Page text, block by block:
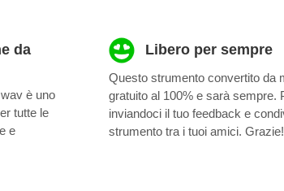
da
è uno
tutte le
e
Libero per sempre
Questo strumento convertito da
gratuito al 100% e sarà sempre.
inviandoci il tuo feedback e
strumento tra i tuoi amici. Grazie!